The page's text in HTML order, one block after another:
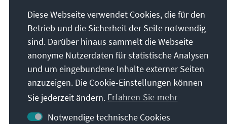
deutlich abgenommen, während der politische
Einfluss durch die Angleichung Zyperns an die
europäische Politik gegenüber Russland geschwächt
wurde. Soziale und kulturelle Elemente der
russischen Präsenz bestehen jedoch weiterhin fort,
insbesondere durch die russischsprachige
Gemeinschaft auf der Insel. Das Gesamtbild zeigt
wirtschaftlicher Verflechtung und starker russischer
Diese Webseite verwendet Cookies, die für den
Betrieb und die Sicherheit der Seite notwendig
sind. Darüber hinaus sammelt die Webseite
anonyme Nutzerdaten für statistische Analysen
und um eingebundene Inhalte externer Seiten
anzuzeigen. Die Cookie-Einstellungen können
Sie jederzeit ändern. Erfahren Sie mehr
Notwendige technische Cookies